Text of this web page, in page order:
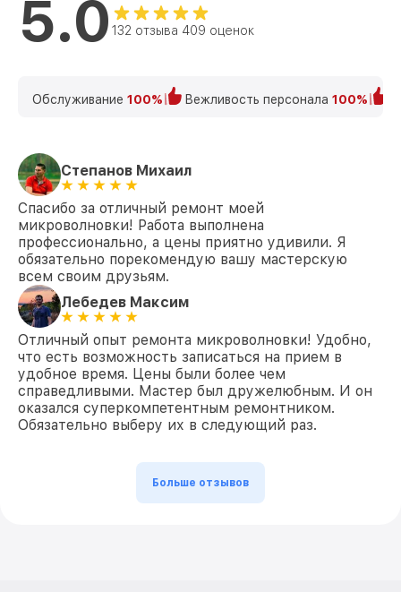
5.0 132 отзыва 409 оценок
Обслуживание 100% Вежливость персонала 100%
Степанов Михаил
Спасибо за отличный ремонт моей
микроволновки! Работа выполнена
профессионально, а цены приятно удивили. Я
обязательно порекомендую вашу мастерскую
всем своим друзьям.
Лебедев Максим
Отличный опыт ремонта микроволновки! Удобно,
что есть возможность записаться на прием в
удобное время. Цены были более чем
справедливыми. Мастер был дружелюбным. И он
оказался суперкомпетентным ремонтником.
Обязательно выберу их в следующий раз.
Больше отзывов